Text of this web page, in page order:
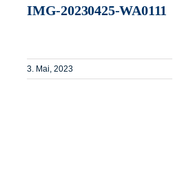
IMG-20230425-WA0111
3. Mai, 2023